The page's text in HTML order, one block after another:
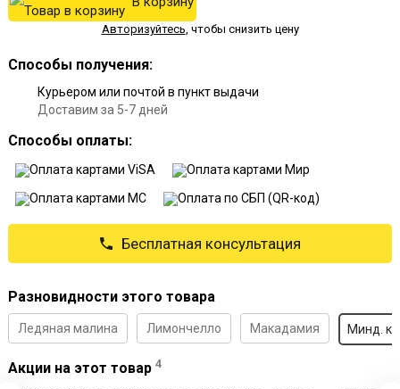
Авторизуйтесь, чтобы снизить цену
Способы получения:
Курьером или почтой в пункт выдачи
Доставим за 5-7 дней
Способы оплаты:
Бесплатная консультация
Разновидности этого товара
Ледяная малина Лимончелло Макадамия Минд.
Акции на этот товар 4